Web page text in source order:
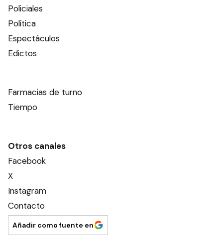
Policiales
Política
Espectáculos
Edictos
Farmacias de turno
Tiempo
Otros canales
Facebook
X
Instagram
Contacto
Añadir como fuente en